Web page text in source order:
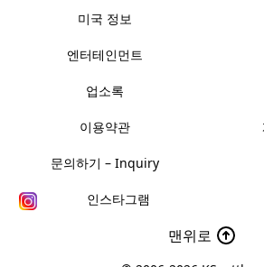
미국 정보
엔터테인먼트
업소록
이용약관
문의하기 – Inquiry
인스타그램
맨위로